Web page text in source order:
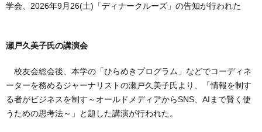
学会、2026年9月26(土)「ディナークルーズ」の告知が行われた
瀬戸久美子氏の講演会
校友会総会後、本学の「ひらめきプログラム」などでコーディネ
ーターを務めるジャーナリストの瀬戸久美子氏より、「情報を制す
る者がビジネスを制す～オールドメディアからSNS、AIまで賢く使
うための思考法～」と題した講演が行われた。